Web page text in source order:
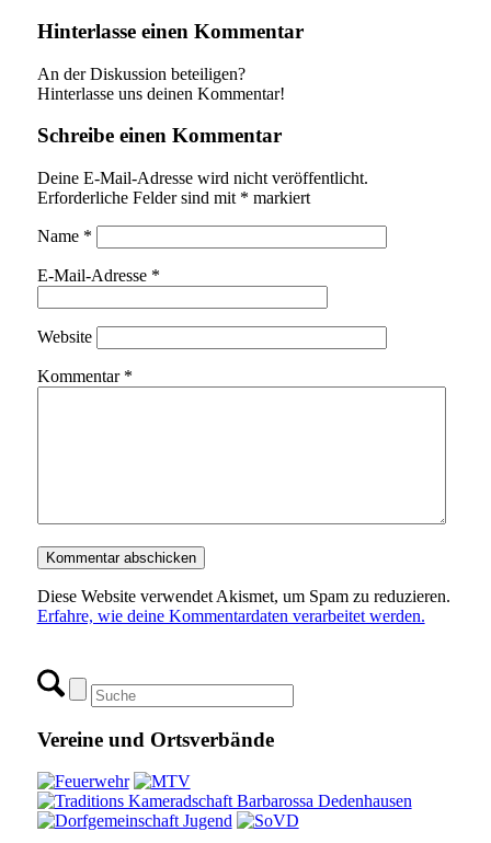
Hinterlasse einen Kommentar
An der Diskussion beteiligen?
Hinterlasse uns deinen Kommentar!
Schreibe einen Kommentar
Deine E-Mail-Adresse wird nicht veröffentlicht.
Erforderliche Felder sind mit * markiert
Name *
E-Mail-Adresse *
Website
Kommentar *
Diese Website verwendet Akismet, um Spam zu reduzieren.
Erfahre, wie deine Kommentardaten verarbeitet werden.
Vereine und Ortsverbände